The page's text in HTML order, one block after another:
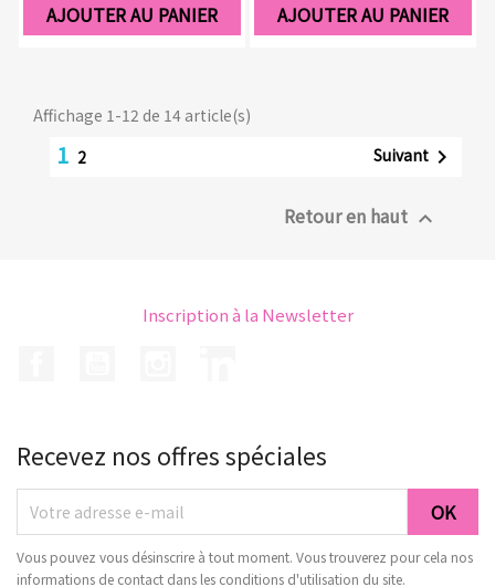
AJOUTER AU PANIER
AJOUTER AU PANIER
Affichage 1-12 de 14 article(s)
1 2 Suivant 
Retour en haut 
Inscription à la Newsletter
Recevez nos offres spéciales
Vous pouvez vous désinscrire à tout moment. Vous trouverez pour cela nos
informations de contact dans les conditions d'utilisation du site.